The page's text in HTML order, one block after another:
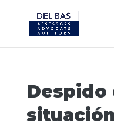
Despido